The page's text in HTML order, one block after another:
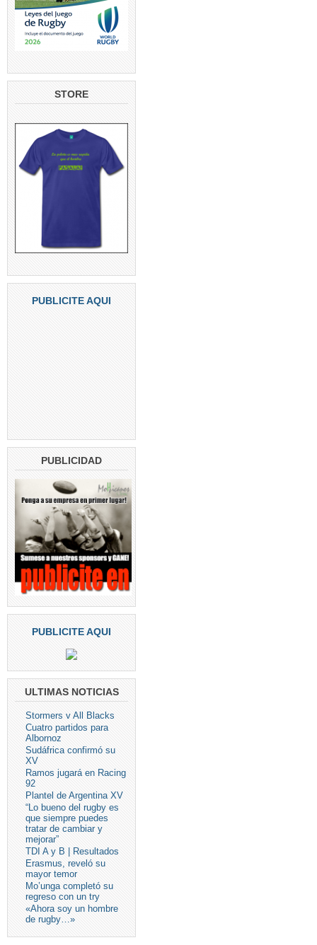
STORE
PUBLICITE AQUI
PUBLICIDAD
PUBLICITE AQUI
ULTIMAS NOTICIAS
Stormers v All Blacks
Cuatro partidos para
Albornoz
Sudáfrica confirmó su
XV
Ramos jugará en Racing
92
Plantel de Argentina XV
“Lo bueno del rugby es
que siempre puedes
tratar de cambiar y
mejorar”
TDI A y B | Resultados
Erasmus, reveló su
mayor temor
Mo’unga completó su
regreso con un try
«Ahora soy un hombre
de rugby…»